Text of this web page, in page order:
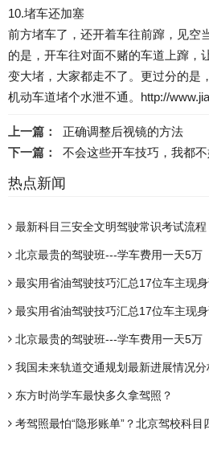
10.堵车还加塞
前方堵车了，还开着车往前蹿，见空
的是，开车往对面不赌的车道上蹿，
变大堵，大家都走不了。更过分的是
机动车道堵个水泄不通。http://
上一篇：
正确调整后视镜的方法
下一篇：
不会这些开车技巧，我都
热点新闻
最新科目三安全文明驾驶常识考试流程
北京最贵的驾驶班---学车费用一天5万
最实用省油驾驶技巧汇总17位车主现
最实用省油驾驶技巧汇总17位车主现
北京最贵的驾驶班---学车费用一天5万
我国未来轨道交通规划最新进展情况
东方时尚学车最快多久拿驾照？
考驾照最怕“隐形账单”？北京驾校科目